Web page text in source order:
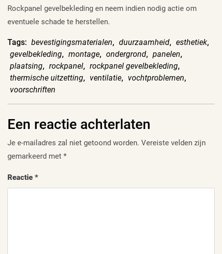
Rockpanel gevelbekleding en neem indien nodig actie om
eventuele schade te herstellen.
Tags: bevestigingsmaterialen, duurzaamheid, esthetiek,
gevelbekleding, montage, ondergrond, panelen,
plaatsing, rockpanel, rockpanel gevelbekleding,
thermische uitzetting, ventilatie, vochtproblemen,
voorschriften
Een reactie achterlaten
Je e-mailadres zal niet getoond worden. Vereiste velden zijn
gemarkeerd met *
Reactie *